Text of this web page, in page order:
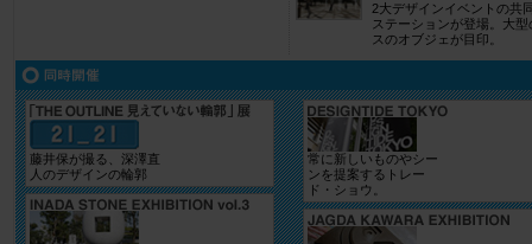
2大デザインイベントの共
ステーションが登場。大型
スのオブジェが目印。
藤井保が撮る、深澤直
人のデザインの輪郭
常に新しいものやシー
ンを提案するトレー
ド・ショウ。